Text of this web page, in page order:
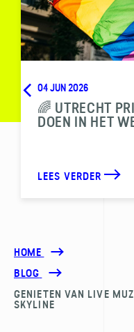
04 JUN 2026
🌈 UTRECHT
DOEN IN HET
LEES VERDER
HOME
BLOG
GENIETEN VAN LIVE
SKYLINE